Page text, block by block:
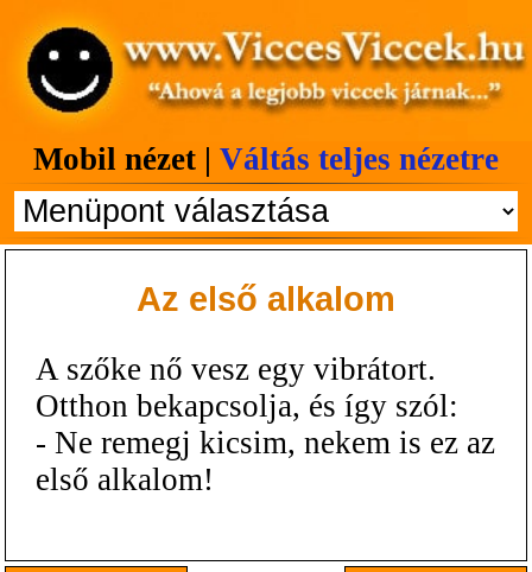
Mobil nézet | Váltás teljes nézetre
Az első alkalom
A szőke nő vesz egy vibrátort.
Otthon bekapcsolja, és így szól:
- Ne remegj kicsim, nekem is ez az
első alkalom!